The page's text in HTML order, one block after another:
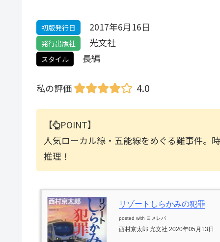
初版発行日 2017年6月16日
発行出版社 光文社
スタイル 長編
私の評価 4.0
【
POINT】
人気ローカル線・五能線をめぐる難事件。
推理！
リゾートしらかみの犯罪
posted with ヨメレバ
西村京太郎 光文社 2020年05月13日